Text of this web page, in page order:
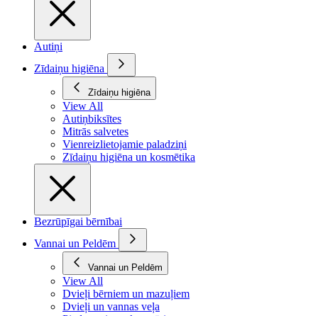
Autiņi
Zīdaiņu higiēna
Zīdaiņu higiēna
View All
Autiņbiksītes
Mitrās salvetes
Vienreizlietojamie paladziņi
Zīdaiņu higiēna un kosmētika
Bezrūpīgai bērnībai
Vannai un Peldēm
Vannai un Peldēm
View All
Dvieļi bērniem un mazuļiem
Dvieļi un vannas veļa